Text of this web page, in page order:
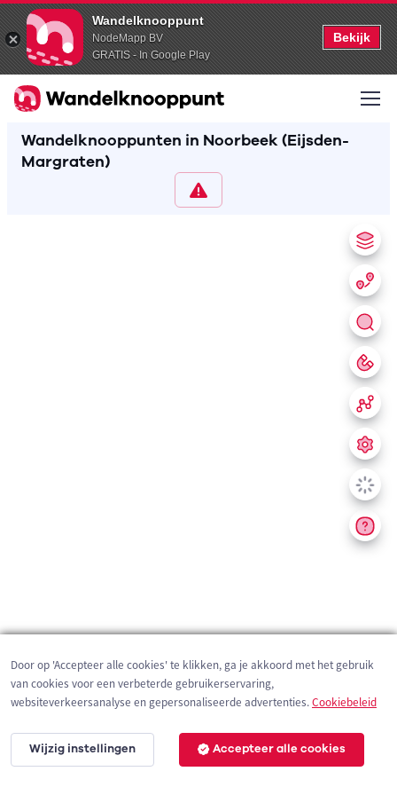
Wandelknooppunt
NodeMapp BV
GRATIS - In Google Play
Bekijk
Wandelknooppunten in Noorbeek (Eijsden-
Margraten)
200 m
Door op 'Accepteer alle cookies' te klikken, ga je akkoord met het gebruik
van cookies voor een verbeterde gebruikerservaring,
websiteverkeersanalyse en gepersonaliseerde advertenties.Cookiebeleid
Wijzig instellingen Accepteer alle cookies